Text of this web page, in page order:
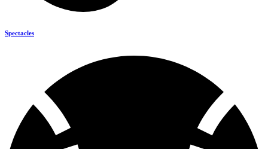
Spectacles